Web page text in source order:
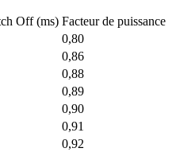
Off (ms) Facteur de puissance
0,80
0,86
0,88
0,89
0,90
0,91
0,92